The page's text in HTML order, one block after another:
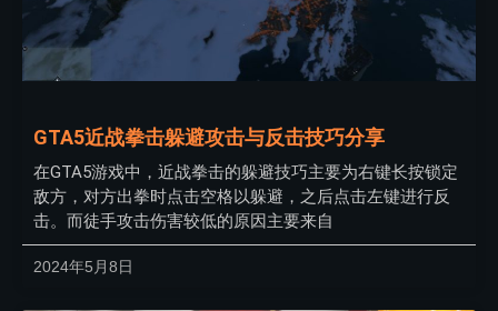
GTA5近战拳击躲避攻击与反击技巧分享
在GTA5游戏中，近战拳击的躲避技巧主要为右键长按锁定
敌方，对方出拳时点击空格以躲避，之后点击左键进行反
击。而徒手攻击伤害较低的原因主要来自
2024年5月8日